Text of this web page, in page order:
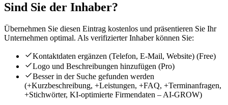
Sind Sie der Inhaber?
Übernehmen Sie diesen Eintrag kostenlos und präsentieren Sie Ihr
Unternehmen optimal. Als verifizierter Inhaber können Sie:
Kontaktdaten ergänzen (Telefon, E-Mail, Website) (Free)
Logo und Beschreibungen hinzufügen (Pro)
Besser in der Suche gefunden werden
(+Kurzbeschreibung, +Leistungen, +FAQ, +Terminanfragen,
+Stichwörter, KI-optimierte Firmendaten – AI-GROW)